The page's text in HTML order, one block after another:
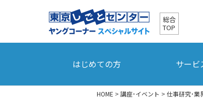
総合
TOP
はじめての方 サービ
HOME > 講座・イベント > 仕事研究・業